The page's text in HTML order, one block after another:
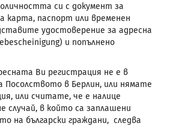
си с документ за
карта, паспорт или временен
удостоверение за адресна
) и попълнено
Ви регистрация не е в
Посолството в Берлин, или нямате
или считате, че е налице
случай, в който са заплашени
на български граждани, следва